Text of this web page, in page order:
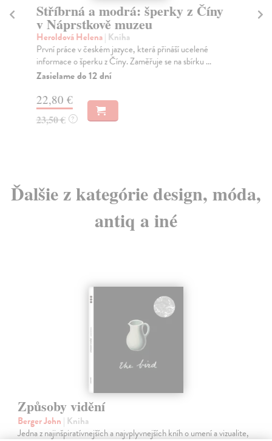
Stříbrná a modrá: šperky z Číny
v Náprstkově muzeu
Heroldová Helena| Kniha
První práce v českém jazyce, která přináší ucelené
informace o šperku z Číny. Zaměřuje se na sbírku ...
Zasielame do 12 dní
22,80 €
23,50 € ?
Ďalšie z kategórie design, móda,
antiq a iné
Způsoby vidění
Berger John | Kniha
Jedna z najinšpiratívnejších a najvplyvnejších kníh o umení a vizualite,